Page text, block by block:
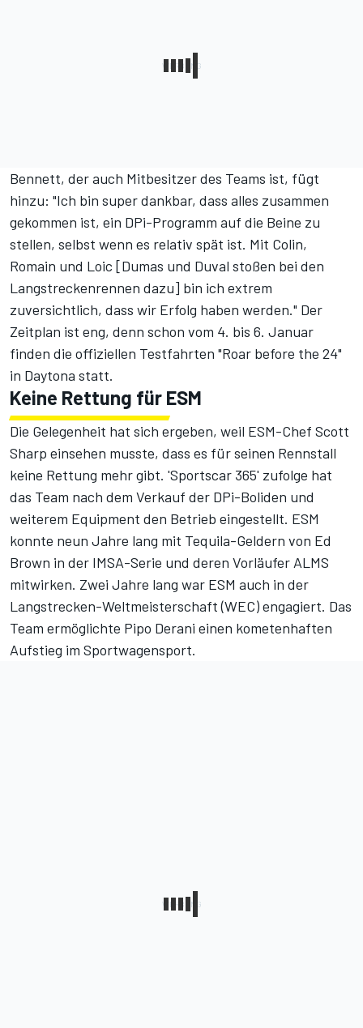
Bennett, der auch Mitbesitzer des Teams ist, fügt
hinzu: "Ich bin super dankbar, dass alles zusammen
gekommen ist, ein DPi-Programm auf die Beine zu
stellen, selbst wenn es relativ spät ist. Mit Colin,
Romain und Loic [Dumas und Duval stoßen bei den
Langstreckenrennen dazu] bin ich extrem
zuversichtlich, dass wir Erfolg haben werden." Der
Zeitplan ist eng, denn schon vom 4. bis 6. Januar
finden die offiziellen Testfahrten "Roar before the 24"
in Daytona statt.
Keine Rettung für ESM
Die Gelegenheit hat sich ergeben, weil ESM-Chef Scott
Sharp einsehen musste, dass es für seinen Rennstall
keine Rettung mehr gibt. 'Sportscar 365' zufolge hat
das Team nach dem Verkauf der DPi-Boliden und
weiterem Equipment den Betrieb eingestellt. ESM
konnte neun Jahre lang mit Tequila-Geldern von Ed
Brown in der IMSA-Serie und deren Vorläufer ALMS
mitwirken. Zwei Jahre lang war ESM auch in der
Langstrecken-Weltmeisterschaft (WEC) engagiert. Das
Team ermöglichte Pipo Derani einen kometenhaften
Aufstieg im Sportwagensport.